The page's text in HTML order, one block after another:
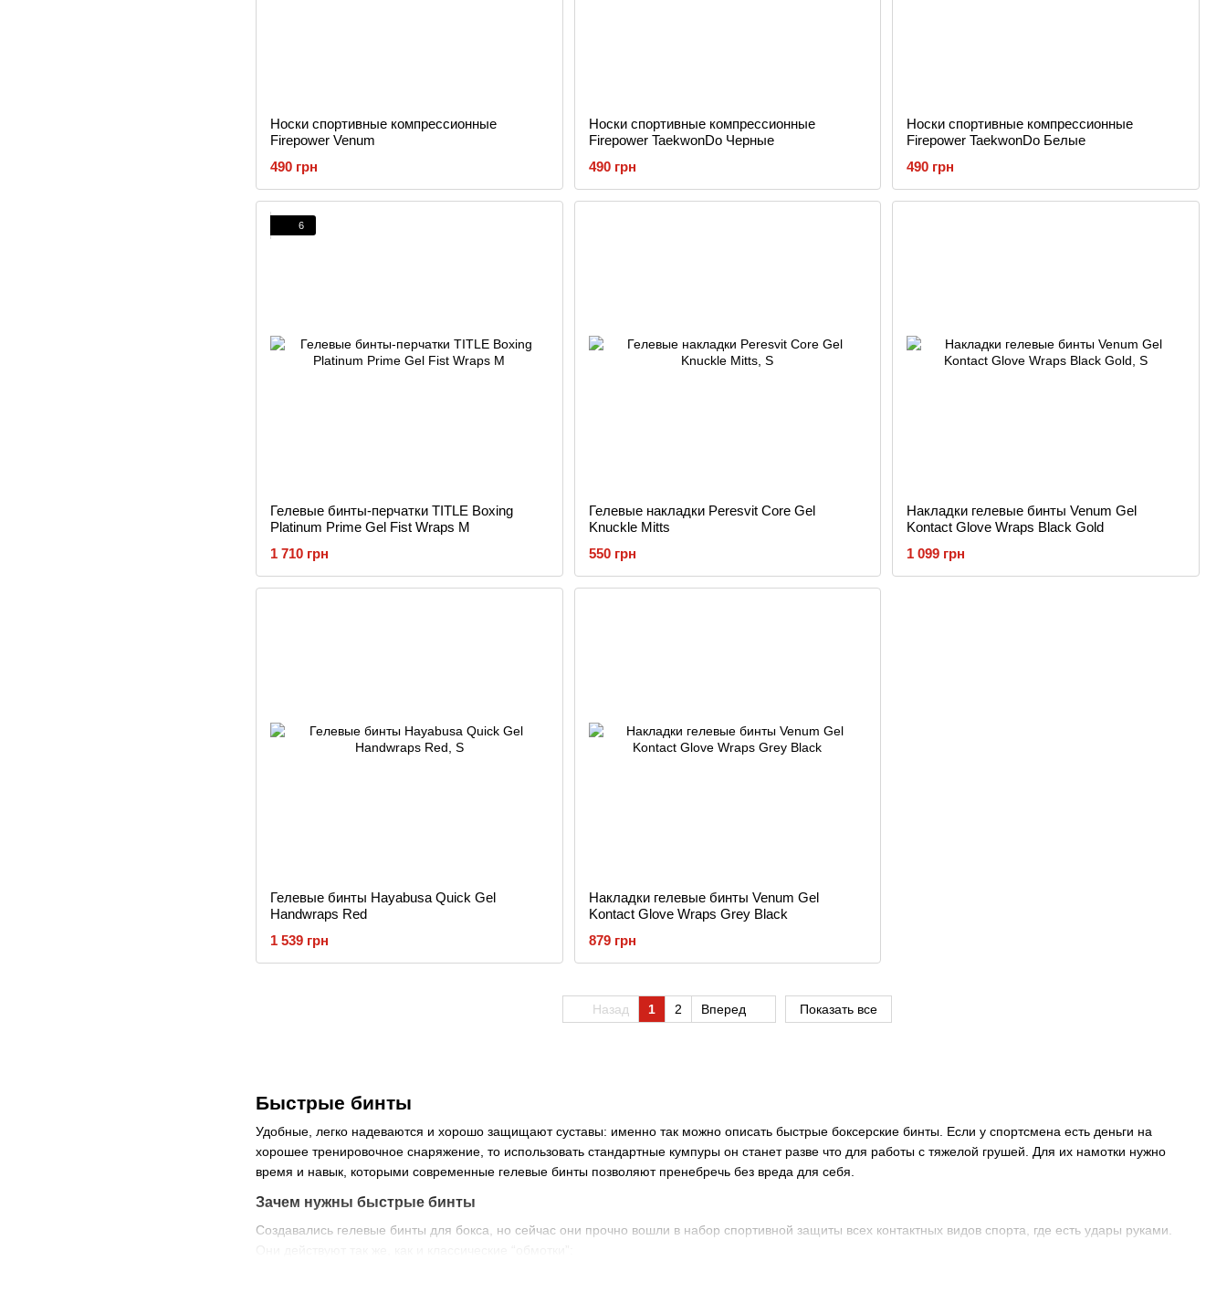
Быстрые бинты
Удобные, легко надеваются и хорошо защищают суставы: именно так можно описать быстрые боксерские бинты. Если у спортсмена есть деньги на
хорошее тренировочное снаряжение, то использовать стандартные кумпуры он станет разве что для работы с тяжелой грушей. Для их намотки нужно
время и навык, которыми современные гелевые бинты позволяют пренебречь без вреда для себя.
Зачем нужны быстрые бинты
Создавались гелевые бинты для бокса, но сейчас они прочно вошли в набор спортивной защиты всех контактных видов спорта, где есть удары руками.
Носки спортивные компрессионные
Firepower Venum
490 грн
Носки спортивные компрессионные
Firepower TaekwonDo Черные
490 грн
Носки спортивные компрессионные
Firepower TaekwonDo Белые
490 грн
6
Гелевые бинты-перчатки TITLE Boxing
Platinum Prime Gel Fist Wraps M
1 710 грн
Гелевые накладки Peresvit Core Gel
Knuckle Mitts
550 грн
Накладки гелевые бинты Venum Gel
Kontact Glove Wraps Black Gold
1 099 грн
Гелевые бинты Hayabusa Quick Gel
Handwraps Red
1 539 грн
Накладки гелевые бинты Venum Gel
Kontact Glove Wraps Grey Black
879 грн
Назад 1 2 Вперед Показать все